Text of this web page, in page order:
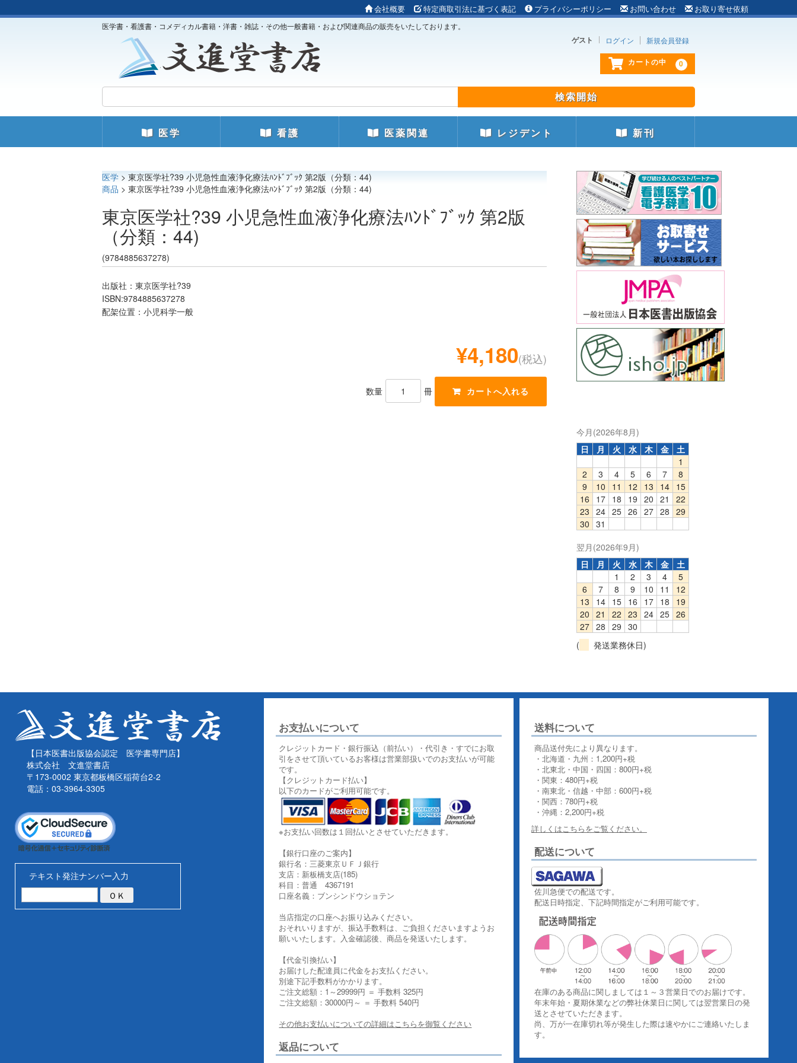
会社概要 特定商取引法に基づく表記 プライバシーポリシー お問い合わせ お取り寄せ依頼
医学書・看護書・コメディカル書籍・洋書・雑誌・その他一般書籍・および関連商品の販売をいたしております。
ゲスト ログイン 新規会員登録
カートの中 0
医学 看護 医薬関連 レジデント 新刊
医学 > 東京医学社?39 小児急性血液浄化療法ﾊﾝﾄﾞﾌﾞｯｸ 第2版（分類：44)
商品 > 東京医学社?39 小児急性血液浄化療法ﾊﾝﾄﾞﾌﾞｯｸ 第2版（分類：44)
東京医学社?39 小児急性血液浄化療法ﾊﾝﾄﾞﾌﾞｯｸ 第2版
（分類：44)
(9784885637278)
出版社：東京医学社?39
ISBN:9784885637278
配架位置：小児科学一般
¥4,180(税込)
数量 冊
今月(2026年8月)
日
月 火 水 木 金
土
1
2
3 4 5 6 7
8
9
10 11 12 13 14 15
16
17 18 19 20 21
22
23 24 25 26 27 28 29
30 31
翌月(2026年9月)
日
月 火 水 木 金
土
1
2 3 4
5
6
7 8 9 10 11
12
13
14 15 16 17 18
19
20 21 22 23 24 25 26
27 28 29 30
(
発送業務休日)
【日本医書出版協会認定 医学書専門店】
株式会社 文進堂書店
〒173-0002 東京都板橋区稲荷台2-2
電話：03-3964-3305
テキスト発注ナンバー入力
お支払いについて
クレジットカード・銀行振込（前払い）・代引き・すでにお取
引をさせて頂いているお客様は営業部扱いでのお支払いが可能
です。
【クレジットカード払い】
以下のカードがご利用可能です。
※お支払い回数は１回払いとさせていただきます。
【銀行口座のご案内】
銀行名：三菱東京ＵＦＪ銀行
支店：新板橋支店(185)
科目：普通 4367191
口座名義：ブンシンドウショテン
当店指定の口座へお振り込みください。
おそれいりますが、振込手数料は、ご負担くださいますようお
願いいたします。入金確認後、商品を発送いたします。
【代金引換払い】
お届けした配達員に代金をお支払ください。
別途下記手数料がかかります。
ご注文総額：1～29999円 ＝ 手数料 325円
ご注文総額：30000円～ ＝ 手数料 540円
その他お支払いについての詳細はこちらを御覧ください
返品について
送料について
商品送付先により異なります。
・北海道・九州：1,200円+税
・北東北・中国・四国：800円+税
・関東：480円+税
・南東北・信越・中部：600円+税
・関西：780円+税
・沖縄：2,200円+税
詳しくはこちらをご覧ください。
配送について
佐川急便での配送です。
配送日時指定、下記時間指定がご利用可能です。
在庫のある商品に関しましては１～３営業日でのお届けです。
年末年始・夏期休業などの弊社休業日に関しては翌営業日の発
送とさせていただきます。
尚、万が一在庫切れ等が発生した際は速やかにご連絡いたしま
す。